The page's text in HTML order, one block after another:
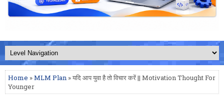
Home »MLM Plan » यदि आप युवा है तो विचार करें || Motivation Thought For
Younger